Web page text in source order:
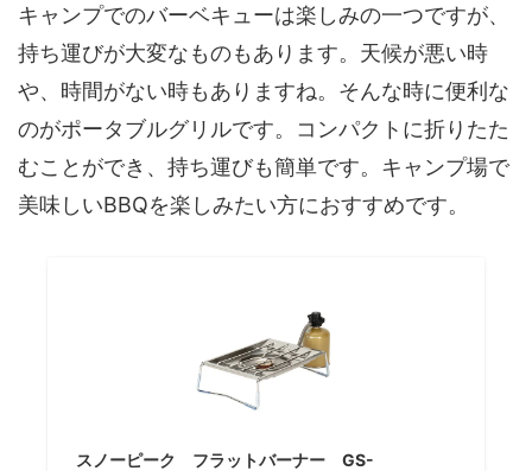
キャンプでのバーベキューは楽しみの一つですが、
持ち運びが大変なものもあります。天候が悪い時
や、時間がない時もありますね。そんな時に便利な
のがポータブルグリルです。コンパクトに折りたた
むことができ、持ち運びも簡単です。キャンプ場で
美味しいBBQを楽しみたい方におすすめです。
スノーピーク フラットバーナー GS-